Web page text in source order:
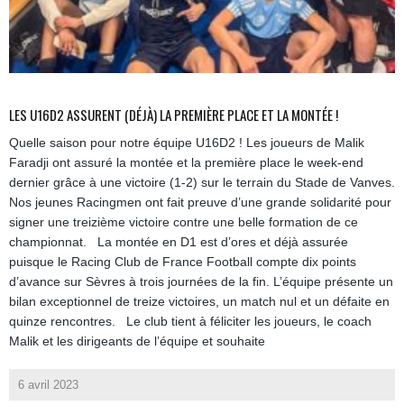
LES U16D2 ASSURENT (DÉJÀ) LA PREMIÈRE PLACE ET LA MONTÉE !
Quelle saison pour notre équipe U16D2 ! Les joueurs de Malik
Faradji ont assuré la montée et la première place le week-end
dernier grâce à une victoire (1-2) sur le terrain du Stade de Vanves.
Nos jeunes Racingmen ont fait preuve d’une grande solidarité pour
signer une treizième victoire contre une belle formation de ce
championnat. La montée en D1 est d’ores et déjà assurée
puisque le Racing Club de France Football compte dix points
d’avance sur Sèvres à trois journées de la fin. L’équipe présente un
bilan exceptionnel de treize victoires, un match nul et un défaite en
quinze rencontres. Le club tient à féliciter les joueurs, le coach
Malik et les dirigeants de l’équipe et souhaite
6 avril 2023